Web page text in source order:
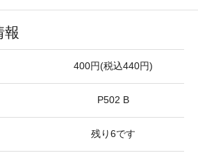
報
400円(税込440円)
P502 B
残り6です